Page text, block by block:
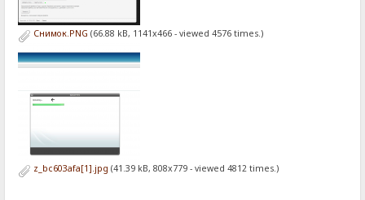
Снимок.PNG (66.88 kB, 1141x466 - viewed 4576 times.)
z_bc603afa[1].jpg (41.39 kB, 808x779 - viewed 4812 times.)